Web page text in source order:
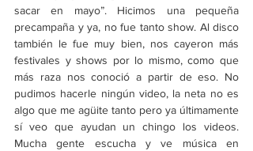
sacar en mayo”. Hicimos una pequeña
precampaña y ya, no fue tanto show. Al disco
también le fue muy bien, nos cayeron más
festivales y shows por lo mismo, como que
más raza nos conoció a partir de eso. No
pudimos hacerle ningún video, la neta no es
algo que me agüite tanto pero ya últimamente
sí veo que ayudan un chingo los videos.
Mucha gente escucha y ve música en